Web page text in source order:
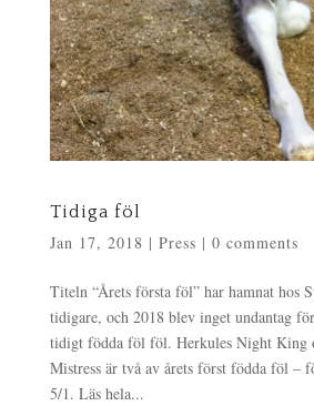
Tidiga föl
Jan 17, 2018 | Press | 0 comments
Titeln “Årets första föl” har hamnat hos
tidigare, och 2018 blev inget undantag
tidigt födda föl föl. Herkules Night King
Mistress är två av årets först födda föl –
5/1. Läs hela...